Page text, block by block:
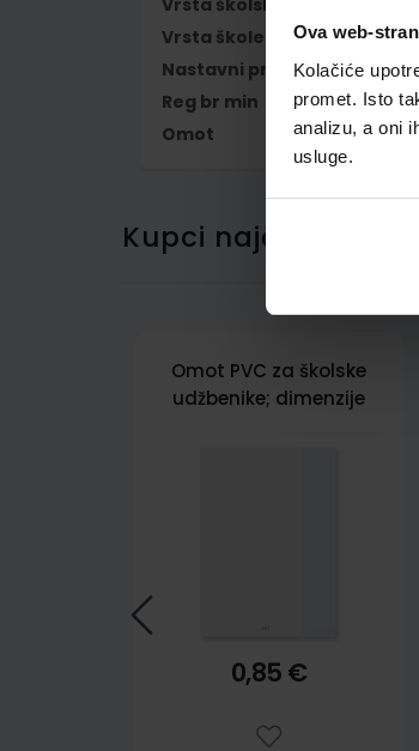
Ova web-
Kolačiće
promet. Isto
analizu, a oni
usluge.
Vrsta školske knjige
Vrsta škole
1
Nastavni predmet
Reg br min
Omot
Kupci najčešće
Omot PVC za školske
udžbenike; dimenzije
0,85 €